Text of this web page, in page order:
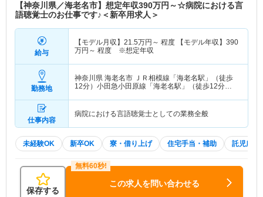
【神奈川県／海老名市】想定年収390万円～☆病院における言
語聴覚士のお仕事です♪＜新卒用求人＞
給与
【モデル月収】 21.5万円～ 程度 【モデル年収】 390
万円～ 程度 ※想定年収
勤務地
神奈川県 海老名市 ＪＲ相模線「海老名駅」（徒歩
12分）小田急小田原線「海老名駅」（徒歩12分）
仕事内容
病院における言語聴覚士としての業務全般
未経験OK 新卒OK 寮・借り上げ 住宅手当・補助 託児所・
保存する
この求人を問い合わせる